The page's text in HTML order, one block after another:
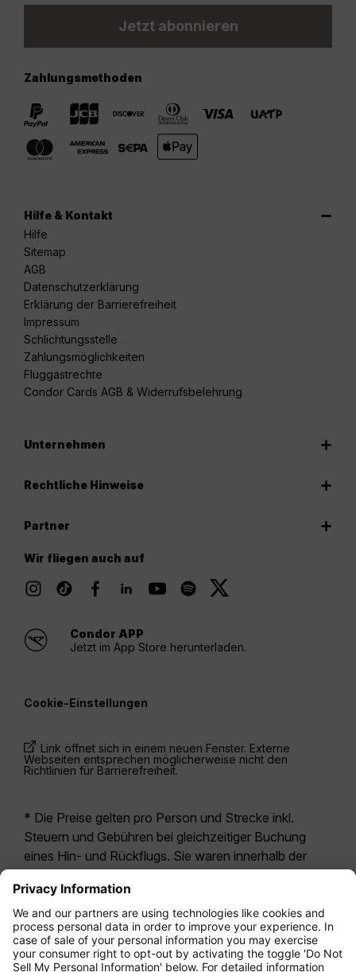
Jetzt abonnieren
Zahlungsmethoden
Hilfe & Kontakt
Hilfe
Sitemap
AGB
Datenschutzerklärung
Erklärung der Barrierefreiheit
Impressum
Schlichtungsstelle
Zahlungsmöglichkeiten
Fluggastrechte
Condor Cards AGB & Widerrufsbelehrung
Unternehmen
Rechtliche Hinweise
Partner
Wir fliegen auch auf
Condor APP
Jetzt im App Store herunterladen.
Cookie-Einstellungen
Link öffnet sich in einem neuen Fenster. Externe
Webseiten entsprechen möglicherweise nicht den
Richtlinien für Barrierefreiheit.
* Die Preise gelten pro Person und Strecke inkl.
Steuern und Gebühren bei gleichzeitiger Buchung
eines Hin- und Rückflugs. Sie waren innerhalb der
letzten 24 Stunden verfügbar und sind
möglicherweise nicht mehr aktuell. Bei den für die
Economy Class angegebenen Tarifen handelt es
sich i.d.R. um Economy Zero, unsere restriktivste
Tarifoption. Es können hierfür zusätzliche Gebühren